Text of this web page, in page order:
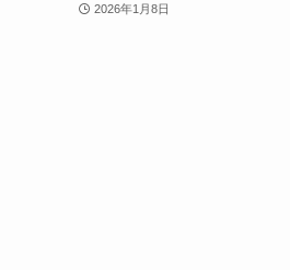
2026年1月8日